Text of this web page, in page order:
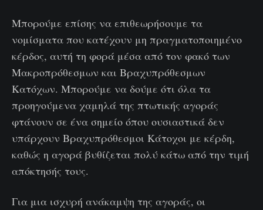
Μπορούμε επίσης να επιθεωρήσουμε τα
νομίσματα που κατέχουν μη πραγματοποιημένο
κέρδος, αυτή τη φορά μέσα από τον φακό των
Μακροπρόθεσμων και Βραχυπρόθεσμων
Κατόχων. Μπορούμε να δούμε ότι όλα τα
προηγούμενα χαμηλά της πτωτικής αγοράς
φτάνουν σε ένα σημείο όπου ουσιαστικά δεν
υπάρχουν Βραχυπρόθεσμοι Κάτοχοι με κέρδη,
καθώς η αγορά βυθίζεται πολύ κάτω από την τιμή
απόκτησής τους.
Για μια ισχυρή ανάκαμψη της αγοράς, οι